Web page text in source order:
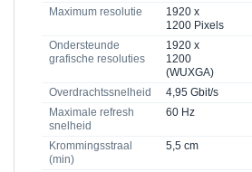
Maximum resolutie
1920 x
1200 Pixels
Ondersteunde
grafische resoluties
1920 x
1200
(WUXGA)
Overdrachtssnelheid
4,95 Gbit/s
Maximale refresh
snelheid
60 Hz
Krommingsstraal
(min)
5,5 cm